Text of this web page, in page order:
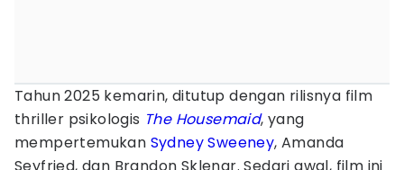
Tahun 2025 kemarin, ditutup dengan rilisnya film
thriller psikologis The Housemaid, yang
mempertemukan Sydney Sweeney, Amanda